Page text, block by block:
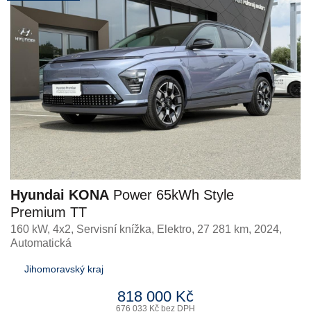
Hyundai KONA Power 65kWh Style
Premium TT
160 kW, 4x2, Servisní knížka, Elektro, 27 281 km, 2024,
Automatická
Jihomoravský kraj
818 000 Kč
676 033 Kč bez DPH